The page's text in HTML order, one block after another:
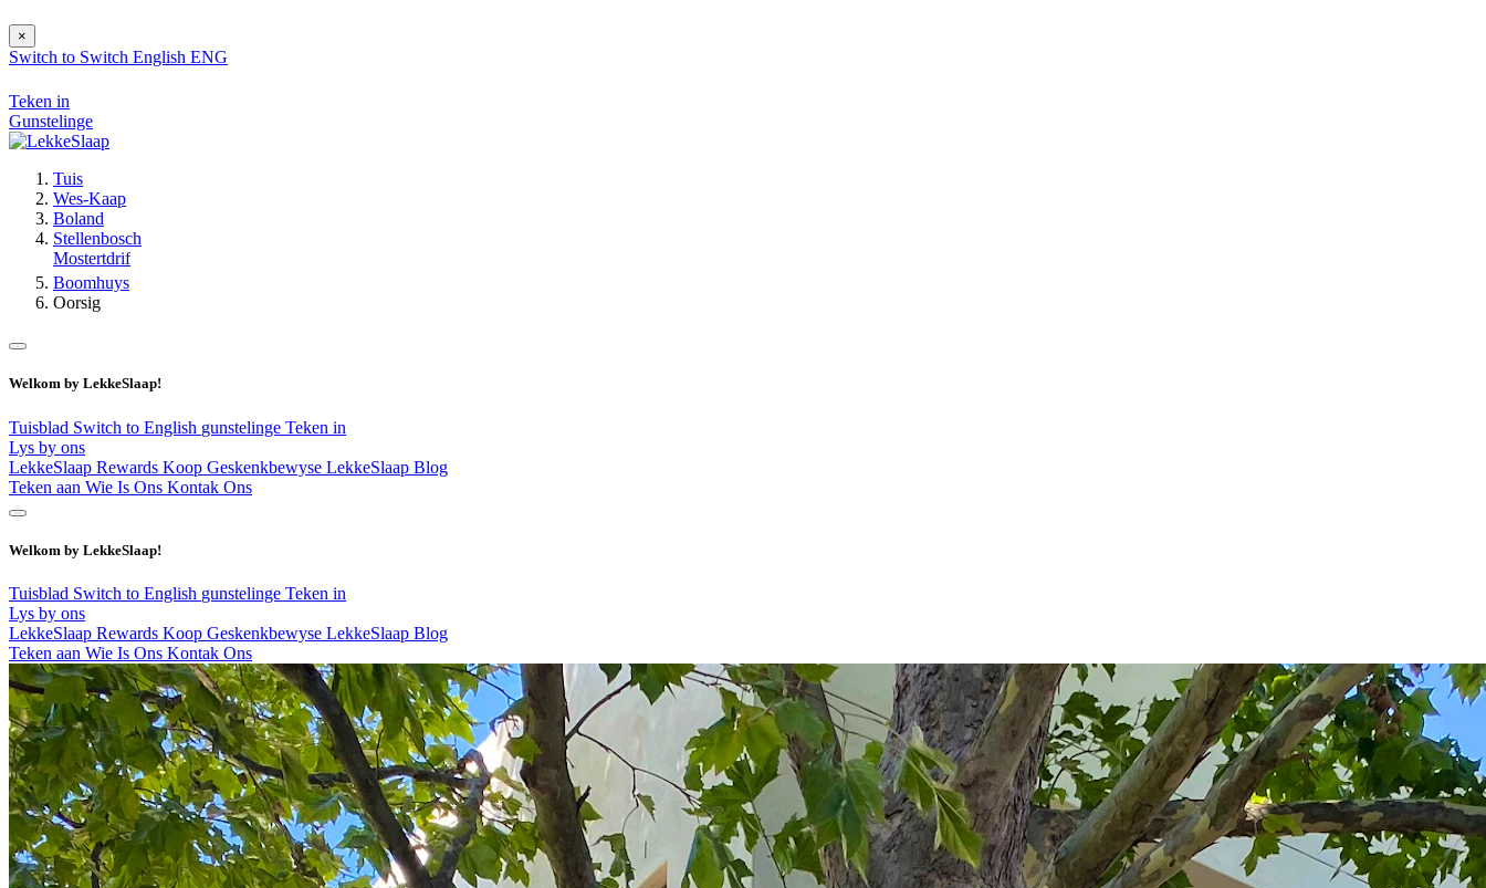
×
Switch to Switch English ENG
Teken in
Gunstelinge
Tuis
Wes-Kaap
Boland
Stellenbosch
Mostertdrif
Boomhuys
Oorsig
Welkom by LekkeSlaap!
Tuisblad Switch to English gunstelinge Teken in
Lys by ons
LekkeSlaap Rewards Koop Geskenkbewyse LekkeSlaap Blog
Teken aan Wie Is Ons Kontak Ons
Welkom by LekkeSlaap!
Tuisblad Switch to English gunstelinge Teken in
Lys by ons
LekkeSlaap Rewards Koop Geskenkbewyse LekkeSlaap Blog
Teken aan Wie Is Ons Kontak Ons